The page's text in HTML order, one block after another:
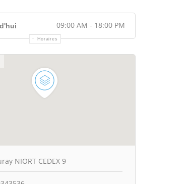
09:00 AM - 18:00 PM
Horaires
NIORT CEDEX 9